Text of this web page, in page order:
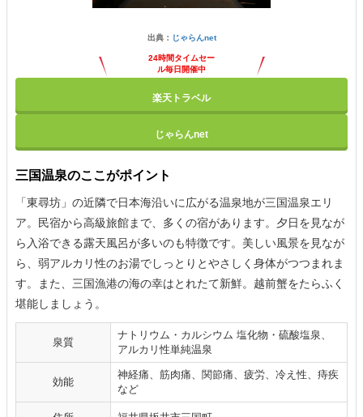
出典： じゃらんnet
24時間タイムセー
ル毎日開催中
楽天トラベル
じゃらんnet
三国温泉のここがポイント
「東尋坊」の近隣で日本海沿いに広がる温泉地が三国温泉エリ
ア。民宿から高級旅館まで、多くの宿があります。夕日を見なが
ら入浴できる露天風呂が多いのも特徴です。美しい風景を見なが
ら、弱アルカリ性のお湯でしっとりとやさしく身体がつつまれま
す。また、三国漁港の海の幸はとれたて新鮮。越前蟹をたらふく
堪能しましょう。
泉質
ナトリウム・カルシウム 塩化物・硫酸塩泉、
アルカリ性単純温泉
効能
神経痛、筋肉痛、関節痛、疲労、冷え性、痔疾
など